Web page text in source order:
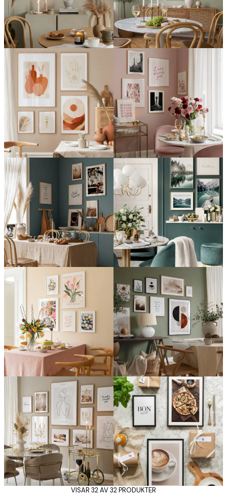
VISAR 32 AV 32 PRODUKTER